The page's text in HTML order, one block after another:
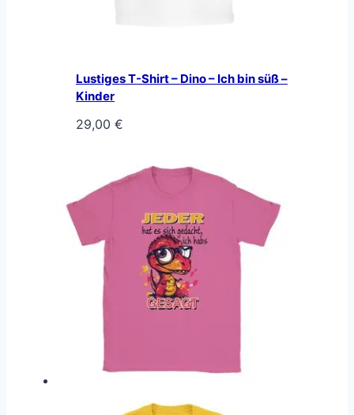
Lustiges T-Shirt – Dino – Ich bin süß –
Kinder
29,00 €